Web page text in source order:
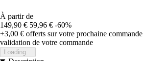
À partir de
149,90 € 59,96 € -60%
+3,00 € offerts sur votre prochaine commande
validation de votre commande
Loading...